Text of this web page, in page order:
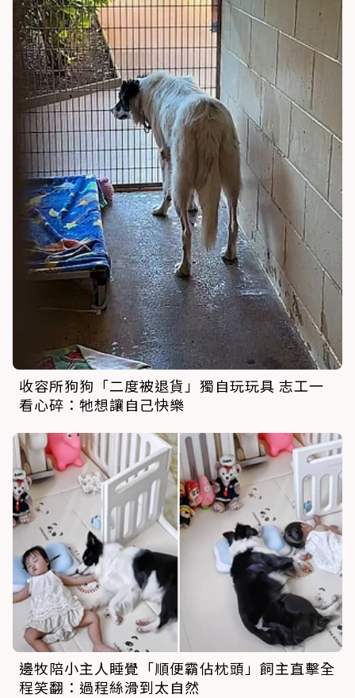
收容所狗狗「二度被退貨」獨自玩玩具 志工一
看心碎：牠想讓自己快樂
邊牧陪小主人睡覺「順便霸佔枕頭」飼主直擊全
程笑翻：過程絲滑到太自然